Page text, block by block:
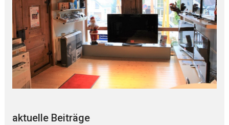
aktuelle Beiträge